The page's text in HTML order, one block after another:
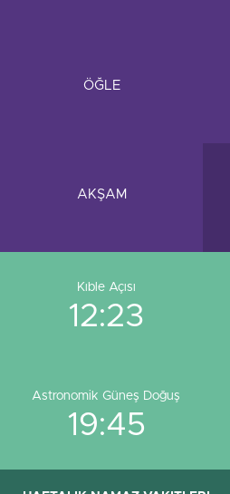
ÖĞLE
AKŞAM
Kıble Açısı
12:23
Astronomik Güneş Doğuş
19:45